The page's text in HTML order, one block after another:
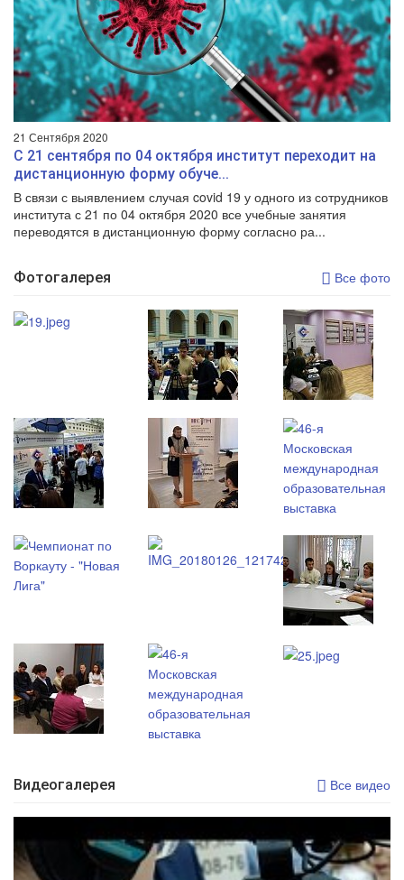
21 Сентября 2020
С 21 сентября по 04 октября институт переходит на
дистанционную форму обуче...
В связи с выявлением случая covid 19 у одного из сотрудников
института с 21 по 04 октября 2020 все учебные занятия
переводятся в дистанционную форму согласно ра...
Фотогалерея Все фото
Видеогалерея Все видео